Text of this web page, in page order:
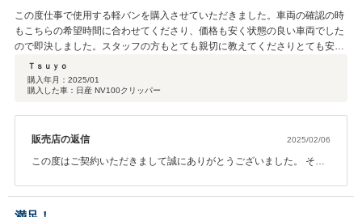
この度仕事で使用する軽バンを購入させていただきました。車両の確認の時
もこちらの希望時間に合わせてくださり、価格も安く状態の良い車両でした
ので即決しました。スタッフの方もとても親切に教えてくださりとても安心
できました。 整備についても相談できますので、今後も色々とお世話になり
たいと思える販売店さんです。 この度はありがとうございました。
Ｔｓｕｙｏ
購入年月： 2025/01
購入した車：日産 NV100クリッパー
販売店の返信 2025/02/06
この度はご契約いただきまして誠にありがとうございました。 その
気軽にお立ち寄りください☆ 今後とも、どうぞ宜しくお願い致しま